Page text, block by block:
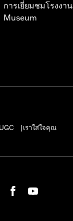
การเยี่ยมชมโรงงาน
Museum
เราใส่ใจคุณ